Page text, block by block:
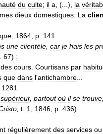
du culte; il a , (...), la
dieux domestiques La
1864 p 141
une clientèle car je hais les
67) :
des cours Courtisans par
que dans l'antichambre
1281
supérieur, partout où il se trouve
t 1 1846 p 436).
régulièrement des services ou